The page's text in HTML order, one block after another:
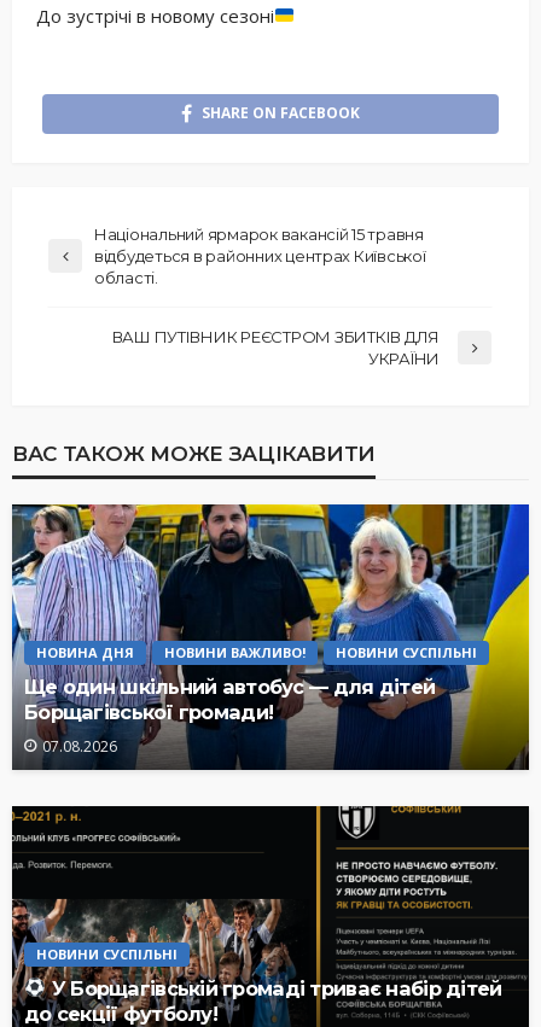
До зустрічі в новому сезоні
SHARE ON FACEBOOK
Національний ярмарок вакансій 15 травня
відбудеться в районних центрах Київської
області.
ВАШ ПУТІВНИК РЕЄСТРОМ ЗБИТКІВ ДЛЯ
УКРАЇНИ
ВАС ТАКОЖ МОЖЕ ЗАЦІКАВИТИ
НОВИНА ДНЯ НОВИНИ ВАЖЛИВО! НОВИНИ СУСПІЛЬНІ
Ще один шкільний автобус — для дітей
Борщагівської громади!
07.08.2026
НОВИНИ СУСПІЛЬНІ
У Борщагівській громаді триває набір дітей
до секції футболу!